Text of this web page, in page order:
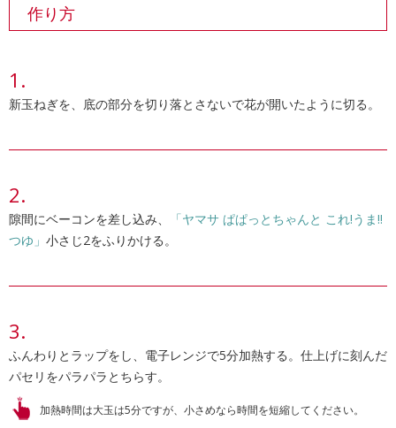
作り方
新玉ねぎを、底の部分を切り落とさないで花が開いたように切る。
隙間にベーコンを差し込み、
「ヤマサ ぱぱっとちゃんと これ!うま!!
つゆ」 小さじ2をふりかける。
ふんわりとラップをし、電子レンジで5分加熱する。仕上げに刻んだ
パセリをパラパラとちらす。
加熱時間は大玉は5分ですが、小さめなら時間を短縮してください。